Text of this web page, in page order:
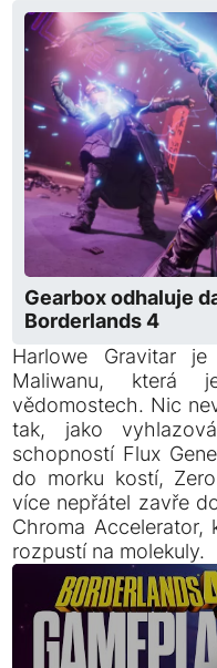
Gearbox odhaluje
Borderlands 4
Harlowe Gravitar
Maliwanu, která
vědomostech. Nic
tak, jako
schopností Flux
do morku kostí,
více nepřátel zavře
Chroma Accelerator,
rozpustí na molekuly.